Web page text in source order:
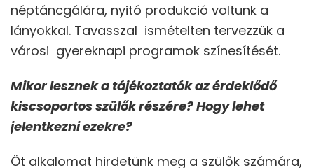
néptáncgálára, nyitó produkció voltunk a
lányokkal. Tavasszal ismételten tervezzük a
városi gyereknapi programok színesítését.
Mikor lesznek a tájékoztatók az érdeklődő
kiscsoportos szülők részére? Hogy lehet
jelentkezni ezekre?
Öt alkalomat hirdetünk meg a szülők számára,